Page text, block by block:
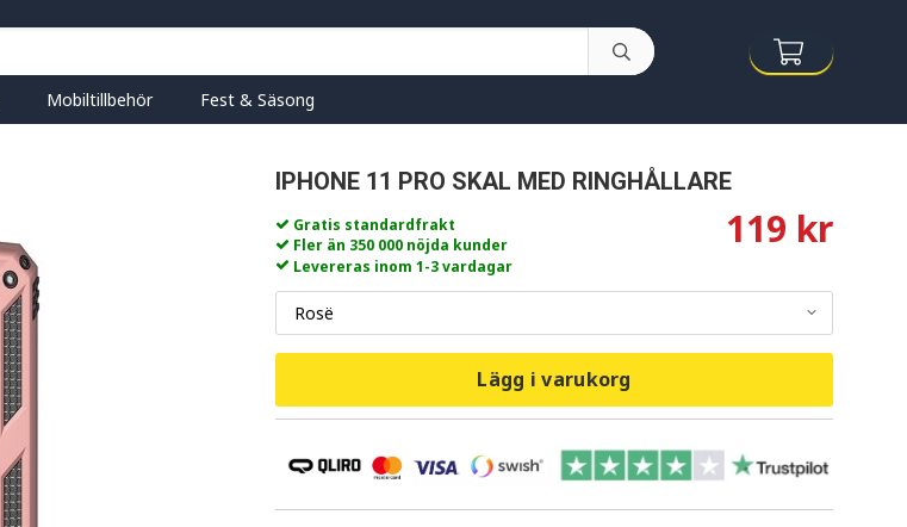
Mobiltillbehör Fest & Säsong
IPHONE 11 PRO SKAL MED RINGHÅLLARE
Gratis standardfrakt
Fler än 350 000 nöjda kunder
Levereras inom 1-3 vardagar
119 kr
Lägg i varukorg